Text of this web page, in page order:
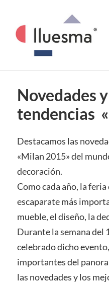
Novedades y
tendencias
Destacamos las
«Milan 2015» del
decoración.
Como cada año, la
escaparate más
mueble, el diseño, la
Durante la semana del
celebrado dicho
importantes del
las novedades y los